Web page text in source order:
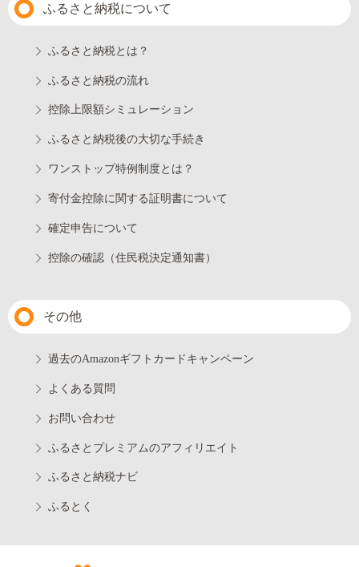
ふるさと納税について
ふるさと納税とは？
ふるさと納税の流れ
控除上限額シミュレーション
ふるさと納税後の大切な手続き
ワンストップ特例制度とは？
寄付金控除に関する証明書について
確定申告について
控除の確認（住民税決定通知書）
その他
過去のAmazonギフトカードキャンペーン
よくある質問
お問い合わせ
ふるさとプレミアムのアフィリエイト
ふるさと納税ナビ
ふるとく